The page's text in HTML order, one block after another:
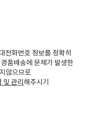
전화번호 정보를 정확히
품배송에 문제가 발생한
않으므로
및 관리해주시기